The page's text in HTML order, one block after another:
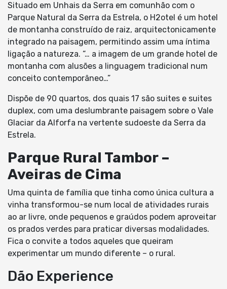
Situado em Unhais da Serra em comunhão com o
Parque Natural da Serra da Estrela, o H2otel é um hotel
de montanha construído de raiz, arquitectonicamente
integrado na paisagem, permitindo assim uma íntima
ligação a natureza. “… a imagem de um grande hotel de
montanha com alusões a linguagem tradicional num
conceito contemporâneo…”
Dispõe de 90 quartos, dos quais 17 são suites e suites
duplex, com uma deslumbrante paisagem sobre o Vale
Glaciar da Alforfa na vertente sudoeste da Serra da
Estrela.
Parque Rural Tambor –
Aveiras de Cima
Uma quinta de família que tinha como única cultura a
vinha transformou-se num local de atividades rurais
ao ar livre, onde pequenos e graúdos podem aproveitar
os prados verdes para praticar diversas modalidades.
Fica o convite a todos aqueles que queiram
experimentar um mundo diferente – o rural.
Dão Experience